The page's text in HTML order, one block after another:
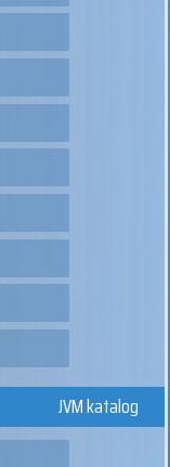
JVM katalog